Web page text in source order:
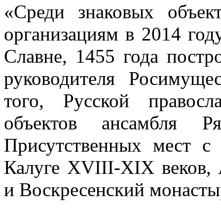
«Среди знаковых
организациям в 2014
Славне, 1455 года
руководителя
того, Русской
объектов ансамбля
Присутственных мест
Калуге XVIII-XIX веков,
и Воскресенский